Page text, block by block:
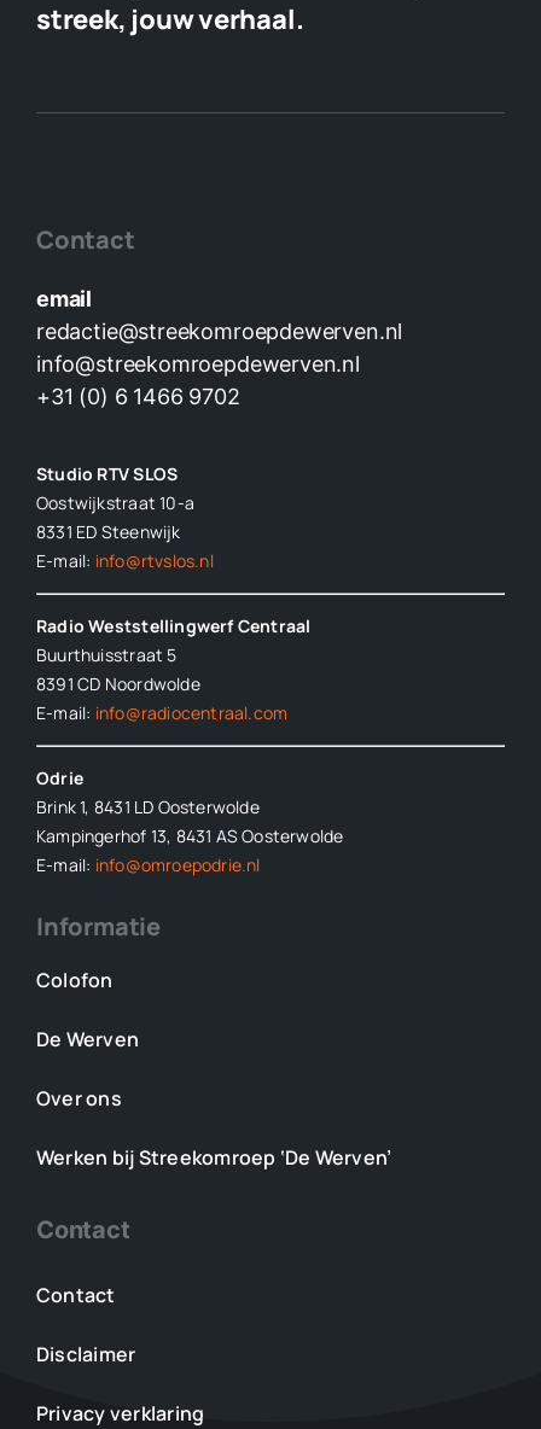
streek, jouw verhaal.
Contact
email
redactie@streekomroepdewerven.nl
info@streekomroepdewerven.nl
+31 (0) 6 1466 9702
Studio RTV SLOS
Oostwijkstraat 10-a
8331 ED Steenwijk
E-mail: info@rtvslos.nl
Radio Weststellingwerf Centraal
Buurthuisstraat 5
8391 CD Noordwolde
E-mail: info@radiocentraal.com
Odrie
Brink 1, 8431 LD Oosterwolde
Kampingerhof 13, 8431 AS Oosterwolde
E-mail: info@omroepodrie.nl
Informatie
Colofon
De Werven
Over ons
Werken bij Streekomroep ‘De Werven’
Contact
Contact
Disclaimer
Privacy verklaring